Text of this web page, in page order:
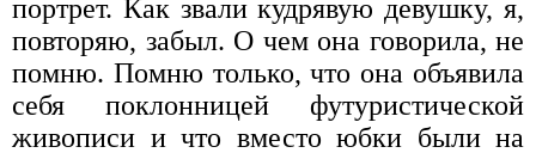
портрет. Как звали кудрявую девушку, я,
повторяю, забыл. О чем она говорила, не
помню. Помню только, что она объявила
себя поклонницей футуристической
живописи и что вместо юбки были на